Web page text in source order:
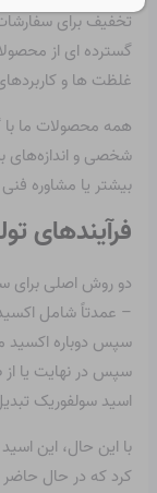
تخفیف برای
گسترده ای از
غلظت ها و
همه محصولات ما با
شخصی و اندازه‌های
بیشتر یا مشاوره
فرآیندهای
دو روش اصلی برای
– عمدتاً شامل
سپس دوباره اکسید
سپس در نهایت یا
اسید سولفوریک
با این حال، این
کرد که در حال